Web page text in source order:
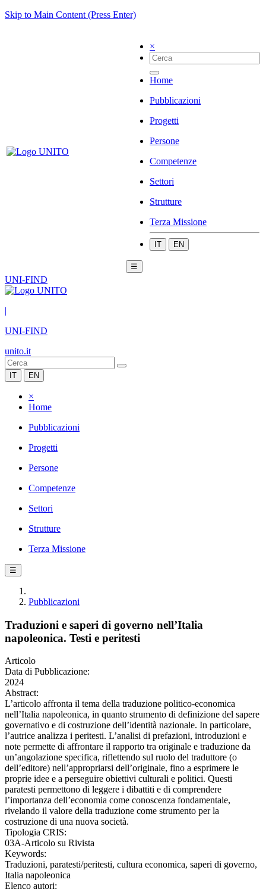
Skip to Main Content (Press Enter)
×
Home
Pubblicazioni
Progetti
Persone
Competenze
Settori
Strutture
Terza Missione
IT EN
☰
UNI-FIND
|
UNI-FIND
unito.it
IT EN
×
Home
Pubblicazioni
Progetti
Persone
Competenze
Settori
Strutture
Terza Missione
☰
Pubblicazioni
Traduzioni e saperi di governo nell’Italia
napoleonica. Testi e peritesti
Articolo
Data di Pubblicazione:
2024
Abstract:
L’articolo affronta il tema della traduzione politico-economica
nell’Italia napoleonica, in quanto strumento di definizione del sapere
governativo e di costruzione dell’identità nazionale. In particolare,
l’autrice analizza i peritesti. L’analisi di prefazioni, introduzioni e
note permette di affrontare il rapporto tra originale e traduzione da
un’angolazione specifica, riflettendo sul ruolo del traduttore (o
dell’editore) nell’appropriarsi dell’originale, fino a esprimere le
proprie idee e a perseguire obiettivi culturali e politici. Questi
paratesti permettono di leggere i dibattiti e di comprendere
l’importanza dell’economia come conoscenza fondamentale,
rivelando il valore della traduzione come strumento per la
costruzione di una nuova società.
Tipologia CRIS:
03A-Articolo su Rivista
Keywords:
Traduzioni, paratesti/peritesti, cultura economica, saperi di governo,
Italia napoleonica
Elenco autori: